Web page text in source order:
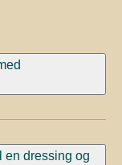
en dressing og